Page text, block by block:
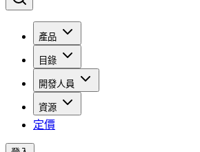
產品
目錄
開發人員
資源
定價